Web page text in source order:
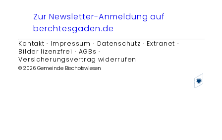
Zur Newsletter-Anmeldung auf
berchtesgaden.de
Kontakt Impressum Datenschutz
Extranet
Bilder lizenzfrei
AGBs
Versicherungsvertrag widerrufen
© 2026 Gemeinde Bischofswiesen